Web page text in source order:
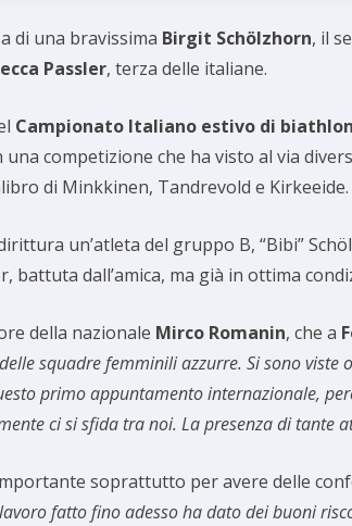
di una bravissima Birgit Schölzhorn, il
Passler, terza delle italiane.
Campionato Italiano estivo di
una competizione che ha visto al via
di Minkkinen, Tandrevold e Kirkeeide.
un’atleta del gruppo B, “Bibi”
battuta dall’amica, ma già in ottima
della nazionale Mirco Romanin, che a
squadre femminili azzurre. Si sono
primo appuntamento internazionale,
ci si sfida tra noi. La presenza di tante
soprattutto per avere delle
fatto fino adesso ha dato dei buoni